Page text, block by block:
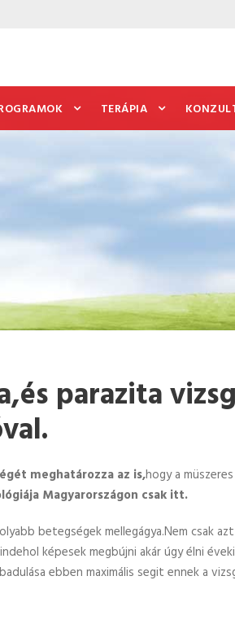
TERÁPIA
parazita
meghatározza az is,hogy a
Magyarországon csak itt.
betegségek mellegágya.Nem csak
képesek megbújni akár úgy élni
ebben maximális segit ennek a